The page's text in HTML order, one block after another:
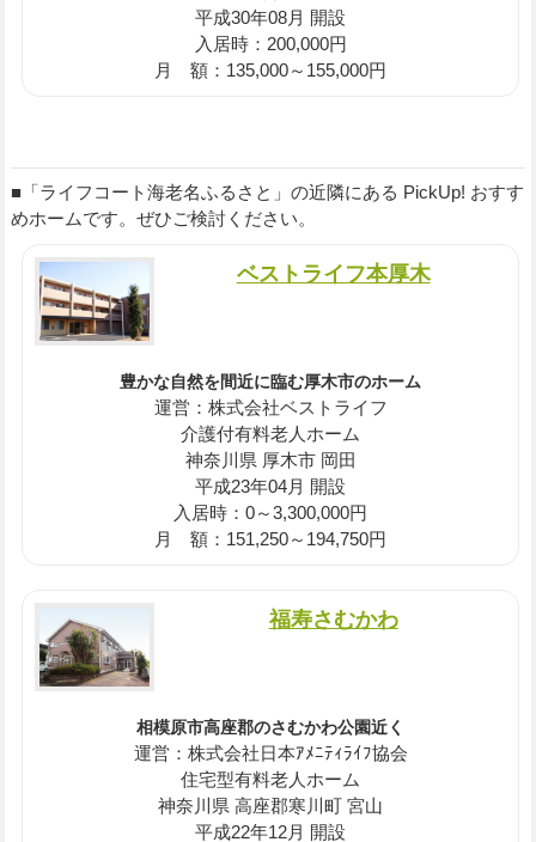
平成30年08月 開設
入居時：200,000円
月 額：135,000～155,000円
■「ライフコート海老名ふるさと」の近隣にある PickUp! おすす
めホームです。ぜひご検討ください。
ベストライフ本厚木
豊かな自然を間近に臨む厚木市のホーム
運営：株式会社ベストライフ
介護付有料老人ホーム
神奈川県 厚木市 岡田
平成23年04月 開設
入居時：0～3,300,000円
月 額：151,250～194,750円
福寿さむかわ
相模原市高座郡のさむかわ公園近く
運営：株式会社日本ｱﾒﾆﾃｨﾗｲﾌ協会
住宅型有料老人ホーム
神奈川県 高座郡寒川町 宮山
平成22年12月 開設